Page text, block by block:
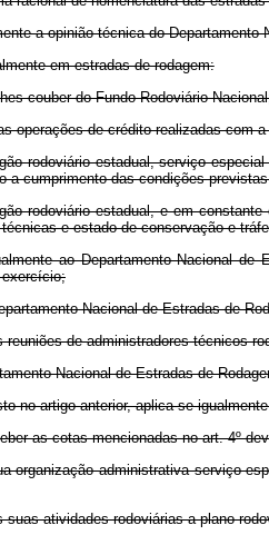
a opinião técnica do
em estradas de rodagem:
couber do Fundo Rodoviário
operações de crédito realizadas com
rodoviário estadual, serviço
a cumprimento das condições
rodoviário estadual, e em
e estado de conservação e
ao Departamento Nacional de
exercício;
Nacional de Estradas de
reuniões de administradores técnicos
Nacional de Estradas de
no artigo anterior, aplica-se
as cotas mencionadas no art. 4º
organização administrativa serviço
suas atividades rodoviárias a plano